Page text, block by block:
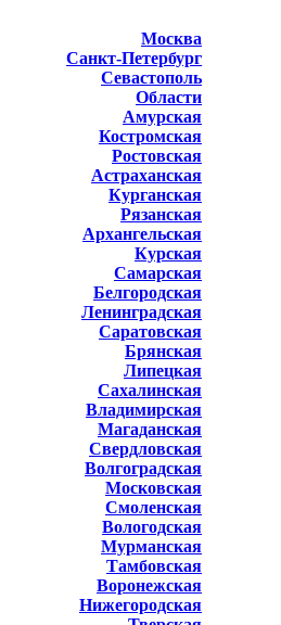
Москва
Санкт-Петербург
Севастополь
Области
Амурская
Костромская
Ростовская
Астраханская
Курганская
Рязанская
Архангельская
Курская
Самарская
Белгородская
Ленинградская
Саратовская
Брянская
Липецкая
Сахалинская
Владимирская
Магаданская
Свердловская
Волгоградская
Московская
Смоленская
Вологодская
Мурманская
Тамбовская
Воронежская
Нижегородская